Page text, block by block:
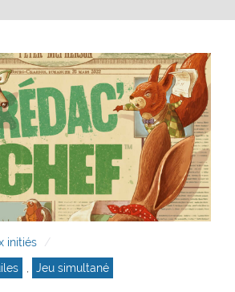
initiés
, Jeu simultané